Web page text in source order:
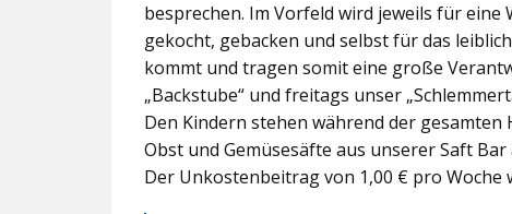
besprechen. Im Vorfeld wird jeweils für
gekocht, gebacken und selbst für das
kommt und tragen somit eine große
„Backstube“ und freitags unser
Den Kindern stehen während der
Obst und Gemüsesäfte aus unserer Saft Bar
Der Unkostenbeitrag von 1,00 € pro Woche